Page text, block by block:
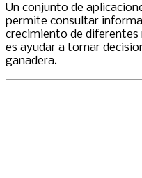
Un conjunto de
permite consultar
crecimiento de
es ayudar a tomar
ganadera.